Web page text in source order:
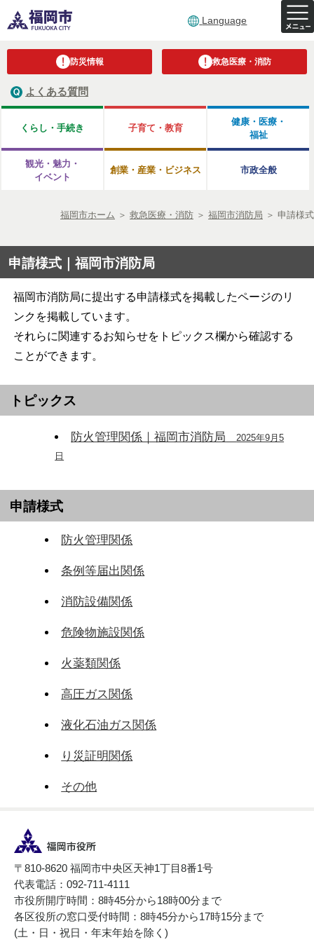
Language
防災情報 救急医療・消防
よくある質問
くらし・手続き 子育て・教育
健康・医療・
福祉
観光・魅力・
イベント
創業・産業・ビジネス 市政全般
福岡市ホーム ＞ 救急医療・消防 ＞ 福岡市消防局 ＞ 申請様式
申請様式｜福岡市消防局
福岡市消防局に提出する申請様式を掲載したページのリ
ンクを掲載しています。
それらに関連するお知らせをトピックス欄から確認する
ことができます。
トピックス
防火管理関係｜福岡市消防局 2025年9月5
日
申請様式
防火管理関係
条例等届出関係
消防設備関係
危険物施設関係
火薬類関係
高圧ガス関係
液化石油ガス関係
り災証明関係
その他
〒810-8620 福岡市中央区天神1丁目8番1号
代表電話：092-711-4111
市役所開庁時間：8時45分から18時00分まで
各区役所の窓口受付時間：8時45分から17時15分まで
(土・日・祝日・年末年始を除く)